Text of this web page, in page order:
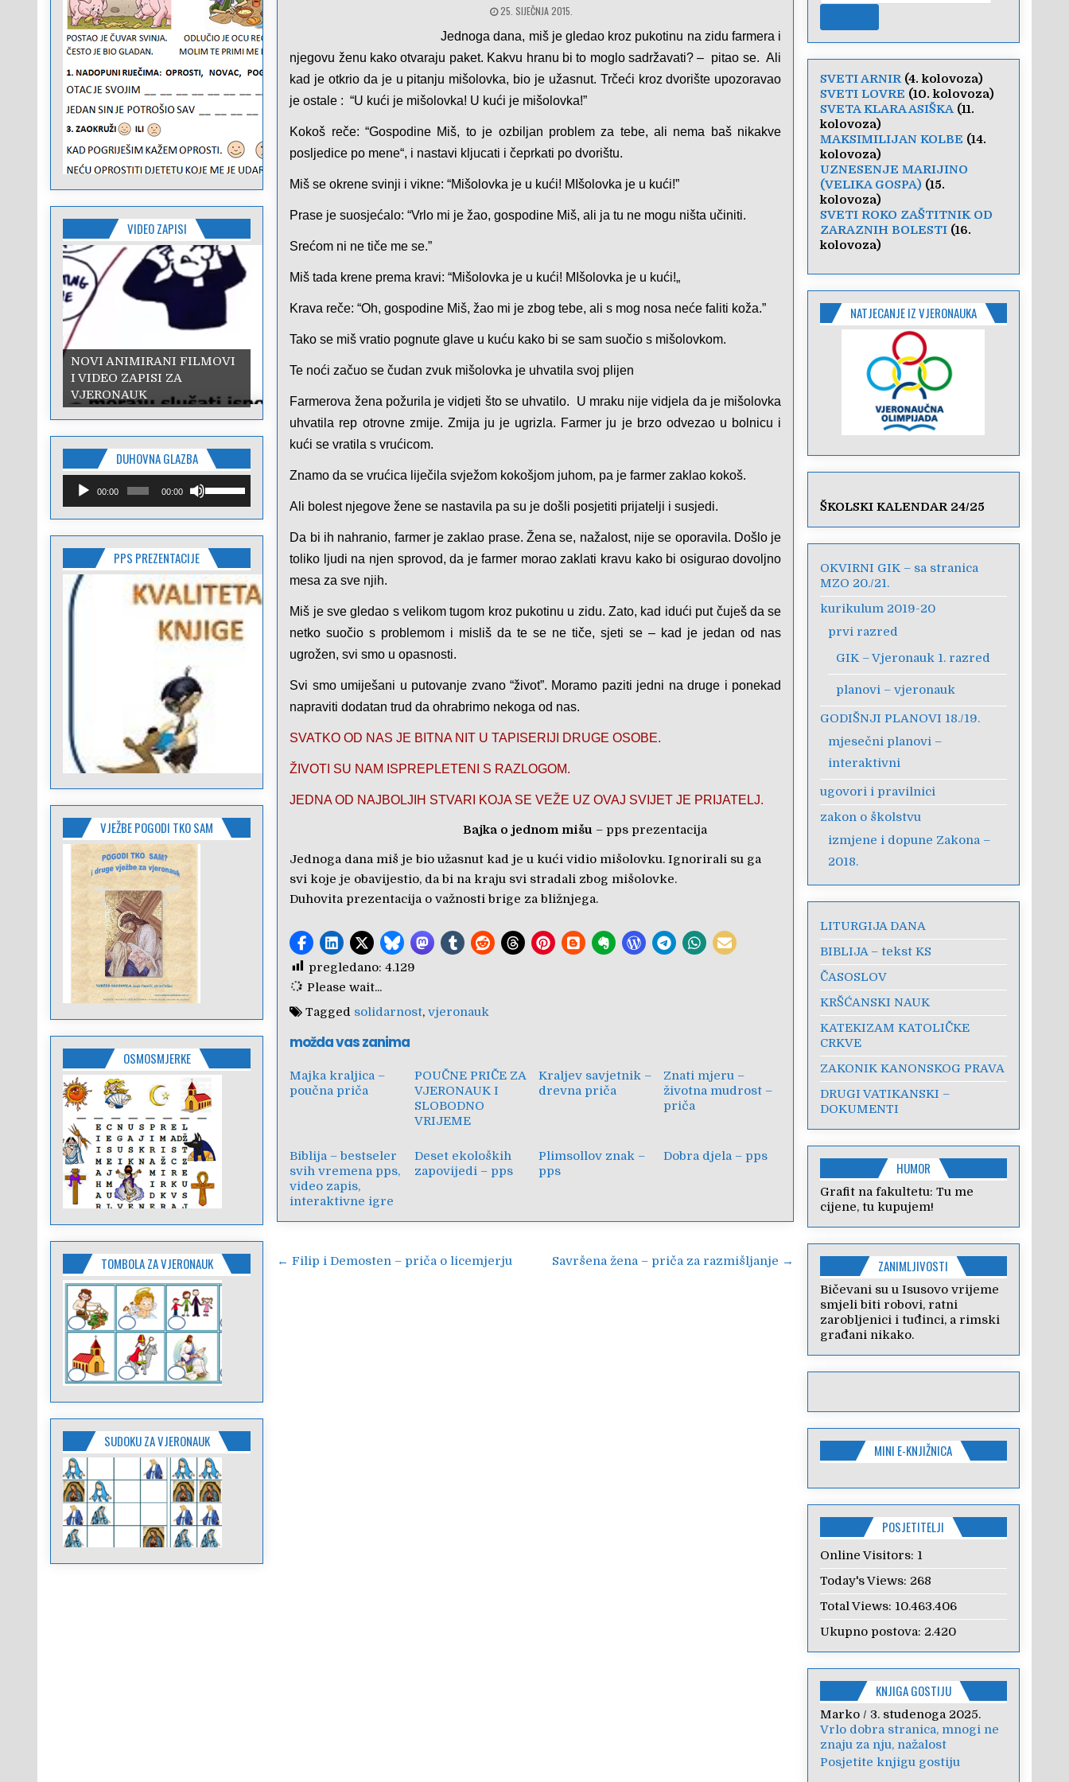
25. SIJEČNJA 2015.
Jednoga dana, miš je gledao kroz pukotinu na zidu farmera i
njegovu ženu kako otvaraju paket. Kakvu hranu bi to moglo sadržavati? – pitao se. Ali
kad je otkrio da je u pitanju mišolovka, bio je užasnut. Trčeći kroz dvorište upozoravao
je ostale : “U kući je mišolovka! U kući je mišolovka!”
Kokoš reče: “Gospodine Miš, to je ozbiljan problem za tebe, ali nema baš nikakve
posljedice po mene“, i nastavi kljucati i čeprkati po dvorištu.
Miš se okrene svinji i vikne: “Mišolovka je u kući! MIšolovka je u kući!”
Prase je suosjećalo: “Vrlo mi je žao, gospodine Miš, ali ja tu ne mogu ništa učiniti.
Srećom ni ne tiče me se.”
Miš tada krene prema kravi: “Mišolovka je u kući! MIšolovka je u kući!„
Krava reče: “Oh, gospodine Miš, žao mi je zbog tebe, ali s mog nosa neće faliti koža.”
Tako se miš vratio pognute glave u kuću kako bi se sam suočio s mišolovkom.
Te noći začuo se čudan zvuk mišolovka je uhvatila svoj plijen
Farmerova žena požurila je vidjeti što se uhvatilo. U mraku nije vidjela da je mišolovka
uhvatila rep otrovne zmije. Zmija ju je ugrizla. Farmer ju je brzo odvezao u bolnicu i
kući se vratila s vrućicom.
Znamo da se vrućica liječila svježom kokošjom juhom, pa je farmer zaklao kokoš.
Ali bolest njegove žene se nastavila pa su je došli posjetiti prijatelji i susjedi.
Da bi ih nahranio, farmer je zaklao prase. Žena se, nažalost, nije se oporavila. Došlo je
toliko ljudi na njen sprovod, da je farmer morao zaklati kravu kako bi osigurao dovoljno
mesa za sve njih.
Miš je sve gledao s velikom tugom kroz pukotinu u zidu. Zato, kad idući put čuješ da se
netko suočio s problemom i misliš da te se ne tiče, sjeti se – kad je jedan od nas
ugrožen, svi smo u opasnosti.
Svi smo umiješani u putovanje zvano “život”. Moramo paziti jedni na druge i ponekad
napraviti dodatan trud da ohrabrimo nekoga od nas.
SVATKO OD NAS JE BITNA NIT U TAPISERIJI DRUGE OSOBE.
ŽIVOTI SU NAM ISPREPLETENI S RAZLOGOM.
JEDNA OD NAJBOLJIH STVARI KOJA SE VEŽE UZ OVAJ SVIJET JE PRIJATELJ.
Bajka o jednom mišu – pps prezentacija
Jednoga dana miš je bio užasnut kad je u kući vidio mišolovku. Ignorirali su ga
svi koje je obavijestio, da bi na kraju svi stradali zbog mišolovke.
Duhovita prezentacija o važnosti brige za bližnjega.
pregledano: 4.129
Please wait...
Tagged solidarnost,vjeronauk
možda vas zanima
Majka kraljica –
poučna priča
POUČNE PRIČE ZA
VJERONAUK I
SLOBODNO
VRIJEME
Kraljev savjetnik –
drevna priča
Znati mjeru –
životna mudrost –
priča
Biblija – bestseler
svih vremena pps,
video zapis,
interaktivne igre
Deset ekoloških
zapovijedi – pps
Plimsollov znak –
pps
Dobra djela – pps
Navigacija
← Filip i Demosten – priča o licemjerju Savršena žena – priča za razmišljanje →
VIDEO ZAPISI
NOVI ANIMIRANI FILMOVI
I VIDEO ZAPISI ZA
VJERONAUK
DUHOVNA GLAZBA
Reproduktor
audiozapisa
00:00 00:00
tipke
kako
biste
pojačali
ili
smanjili
zvuk.
PPS PREZENTACIJE
VJEŽBE POGODI TKO SAM
OSMOSMJERKE
TOMBOLA ZA VJERONAUK
SUDOKU ZA VJERONAUK
SVETI ARNIR(4. kolovoza)
SVETI LOVRE (10. kolovoza)
SVETA KLARA ASIŠKA(11.
kolovoza)
MAKSIMILIJAN KOLBE (14.
kolovoza)
UZNESENJE MARIJINO
(VELIKA GOSPA) (15.
kolovoza)
SVETI ROKO ZAŠTITNIK OD
ZARAZNIH BOLESTI(16.
kolovoza)
NATJECANJE IZ VJERONAUKA
ŠKOLSKI KALENDAR 24/25
OKVIRNI GIK – sa stranica
MZO 20./21.
kurikulum 2019-20
prvi razred
GIK – Vjeronauk 1. razred
planovi – vjeronauk
GODIŠNJI PLANOVI 18./19.
mjesečni planovi –
interaktivni
ugovori i pravilnici
zakon o školstvu
izmjene i dopune Zakona –
2018.
LITURGIJA DANA
BIBLIJA – tekst KS
ČASOSLOV
KRŠĆANSKI NAUK
KATEKIZAM KATOLIČKE
CRKVE
ZAKONIK KANONSKOG PRAVA
DRUGI VATIKANSKI –
DOKUMENTI
HUMOR
Grafit na fakultetu: Tu me
cijene, tu kupujem!
ZANIMLJIVOSTI
Bičevani su u Isusovo vrijeme
smjeli biti robovi, ratni
zarobljenici i tuđinci, a rimski
građani nikako.
MINI E-KNJIŽNICA
POSJETITELJI
Online Visitors: 1
Today's Views: 268
Total Views: 10.463.406
Ukupno postova: 2.420
KNJIGA GOSTIJU
Marko/ 3. studenoga 2025.
Vrlo dobra stranica, mnogi ne
znaju za nju, nažalost
Anica/ 7. veljače 2024.
Poštovanje, draga kolegice!
Hvala Vam na nesebičnom
radu i promoviranju...
Posjetite knjigu gostiju